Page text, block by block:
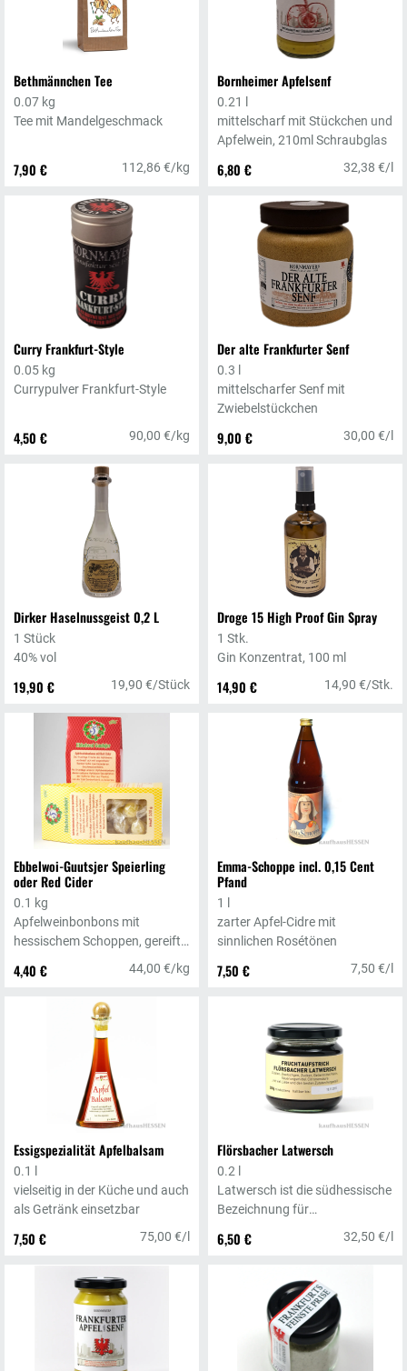
Bethmännchen Tee
7,90 € 112,86 €/kg
0.07 kg
Tee mit Mandelgeschmack
Bornheimer Apfelsenf
6,80 € 32,38 €/l
0.21 l
mittelscharf mit Stückchen und
Apfelwein, 210ml Schraubglas
Curry Frankfurt-Style
4,50 € 90,00 €/kg
0.05 kg
Currypulver Frankfurt-Style
Der alte Frankfurter Senf
9,00 € 30,00 €/l
0.3 l
mittelscharfer Senf mit
Zwiebelstückchen
Dirker Haselnussgeist 0,2 L
19,90 € 19,90 €/Stück
1 Stück
40% vol
Droge 15 High Proof Gin Spray
14,90 € 14,90 €/Stk.
1 Stk.
Gin Konzentrat, 100 ml
Ebbelwoi-Guutsjer Speierling
oder Red Cider
4,40 € 44,00 €/kg
0.1 kg
Apfelweinbonbons mit
hessischem Schoppen, gereift
Kelterei Stier / Maintal-
Naschwerk verfeinert von der
Edel Bonbonfabrik.
Emma-Schoppe incl. 0,15 Cent
Pfand
7,50 € 7,50 €/l
1 l
zarter Apfel-Cidre mit
sinnlichen Rosétönen
Essigspezialität Apfelbalsam
7,50 € 75,00 €/l
0.1 l
vielseitig in der Küche und auch
als Getränk einsetzbar
Flörsbacher Latwersch
6,50 € 32,50 €/l
0.2 l
Latwersch ist die südhessische
Bezeichnung für
den Latwersch nicht in